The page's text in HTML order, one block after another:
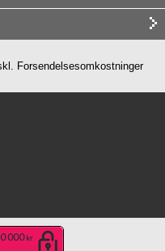
Forsendelsesomkostninger